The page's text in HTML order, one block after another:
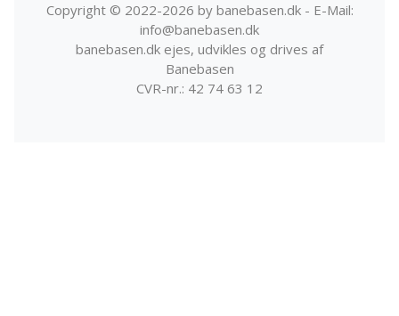
Copyright © 2022-2026 by banebasen.dk - E-Mail:
info@banebasen.dk
banebasen.dk ejes, udvikles og drives af
Banebasen
CVR-nr.: 42 74 63 12